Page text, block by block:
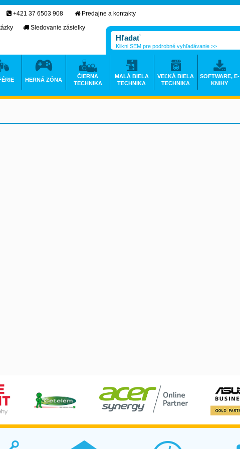
+421 37 6503 908
Predajne a kontakty
Sledovanie zásielky
Klikni SEM pre podrobné vyhľadávanie >>
HERNÁ ZÓNA
ČIERNA
TECHNIKA
MALÁ BIELA
TECHNIKA
VEĽKÁ BIELA
TECHNIKA
SOFTWARE, E-
KNIHY